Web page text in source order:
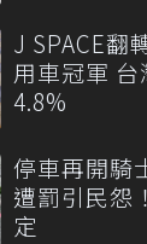
J SPACE翻
用車冠軍
4.8%
停車再開騎
遭罰引民怨
定